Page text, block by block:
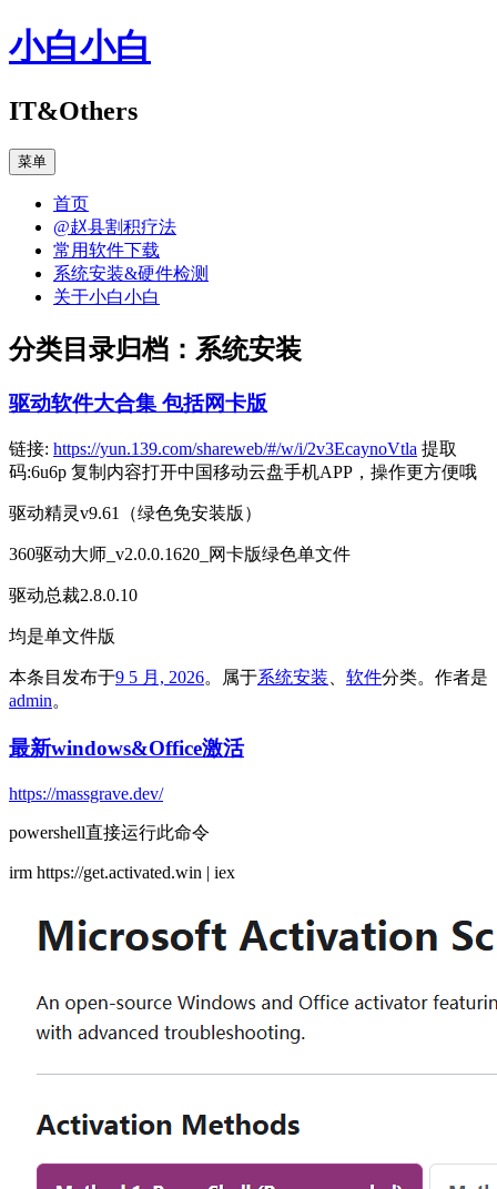
跳
至
文
小白小白
IT&Others
菜单
首页
@赵县割积疗法
常用软件下载
系统安装&硬件检测
关于小白小白
分类目录归档： 系统安装
驱动软件大合集 包括网卡版
链接: https://yun.139.com/shareweb/#/w/i/2v3EcaynoVtla 提取
码:6u6p 复制内容打开中国移动云盘手机APP，操作更方便哦
驱动精灵v9.61（绿色免安装版）
360驱动大师_v2.0.0.1620_网卡版绿色单文件
驱动总裁2.8.0.10
均是单文件版
本条目发布于9 5 月, 2026。属于系统安装 软件分类。 作者是
admin。
最新windows&Office激活
https://massgrave.dev/
powershell直接运行此命令
irm https://get.activated.win | iex